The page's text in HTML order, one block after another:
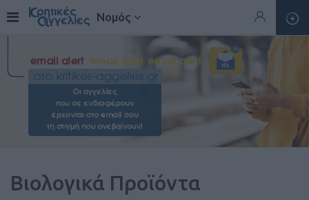
Νομός
Βιολογικά Προϊόντα